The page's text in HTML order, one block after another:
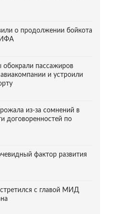
о продолжении бойкота
обокрали пассажиров
и устроили
из-за сомнений в
договоренностей по
фактор развития
с главой МИД